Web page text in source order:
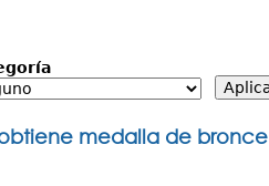
medalla de bronce